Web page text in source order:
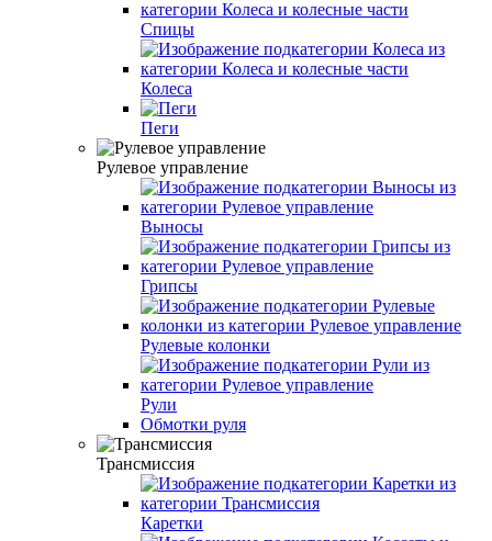
Спицы
Колеса
Пеги
Рулевое управление
Выносы
Грипсы
Рулевые колонки
Рули
Обмотки руля
Трансмиссия
Каретки